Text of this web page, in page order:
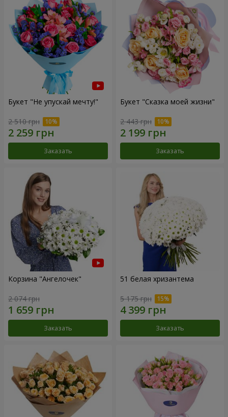
Букет "Не упускай мечту!"
2 510 грн
Заказать
Букет "Сказка моей жизни"
2 443 грн
Заказать
Корзина "Ангелочек"
2 074 грн
Заказать
51 белая хризантема
5 175 грн
Заказать